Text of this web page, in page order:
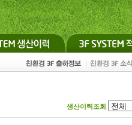
생산이력조회